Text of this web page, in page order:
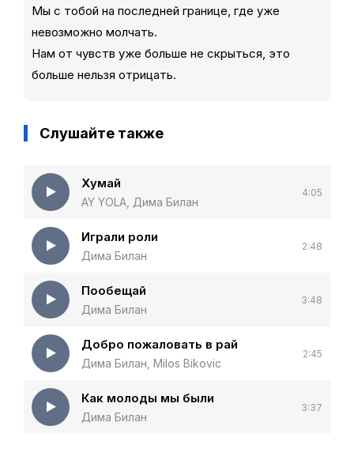
Мы с тобой на последней границе, где уже
невозможно молчать.
Нам от чувств уже больше не скрыться, это
больше нельзя отрицать.
Слушайте также
Хумай
AY YOLA, Дима Билан
4:05
Играли роли
Дима Билан
2:48
Пообещай
Дима Билан
3:48
Добро пожаловать в рай
Дима Билан, Milos Bikovic
2:45
Как молоды мы были
Дима Билан
3:37